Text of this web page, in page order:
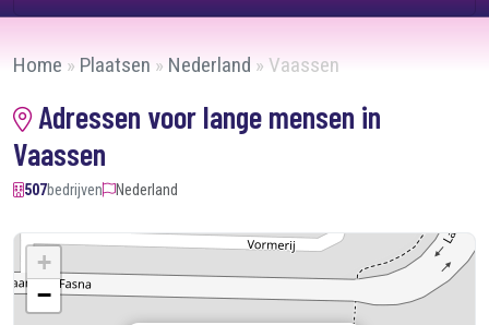
Home » Plaatsen » Nederland » Vaassen
Adressen voor lange mensen in
Vaassen
507bedrijven Nederland
+
−